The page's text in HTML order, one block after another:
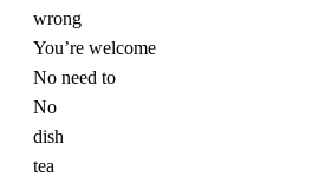
wrong
You’re welcome
No need to
No
dish
tea